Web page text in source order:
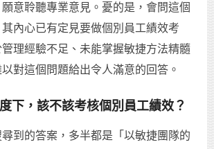
意聆聽專業意見。憂的是，會問這個
內心已有定見要做個別員工績效考
理經驗不足、未能掌握敏捷方法精髓
對這個問題給出令人滿意的回答。
下，該不該考核個別員工績效？
到的答案，多半都是「以敏捷團隊的